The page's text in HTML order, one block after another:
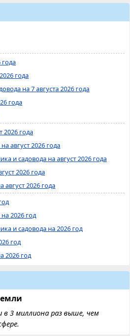
года
года
на 7 августа 2026 года
года
2026 года
август 2026 года
и садовода на август 2026 года
2026 года
2026 года
2026 год
и садовода на 2026 год
год
2026 год
в 3 миллиона раз выше, чем